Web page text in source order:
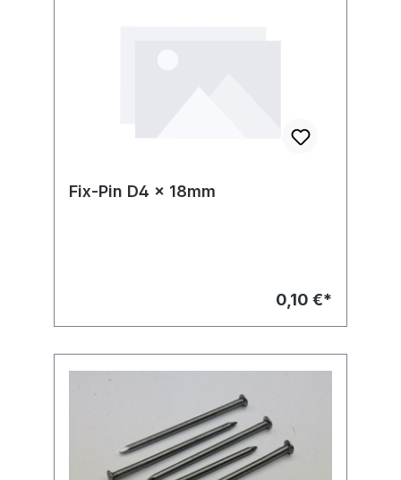
Fix-Pin D4 x 18mm
0,10 €*